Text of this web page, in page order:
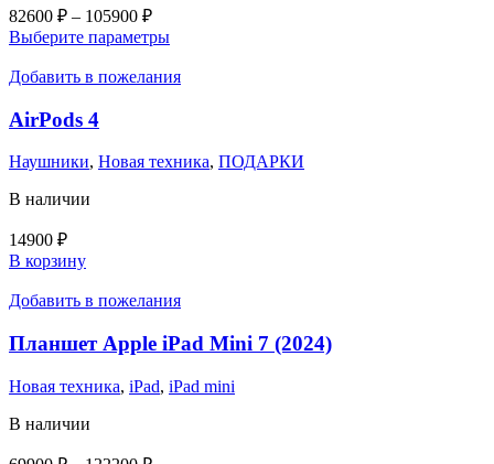
82600 ₽ – 105900 ₽Диапазон
цен:
–
Выберите параметрыЭтот
имеет
можно
выбрать
Добавить в пожелания
AirPods 4
Наушники, Новая техника, ПОДАРКИ
В наличии
14900 ₽
В корзину
Добавить в пожелания
Планшет Apple iPad Mini 7 (2024)
Новая техника, iPad, iPad mini
В наличии
Диапазон